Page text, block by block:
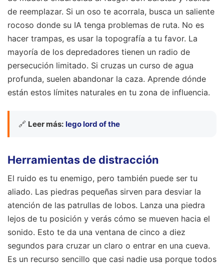
de reemplazar. Si un oso te acorrala, busca un saliente
rocoso donde su IA tenga problemas de ruta. No es
hacer trampas, es usar la topografía a tu favor. La
mayoría de los depredadores tienen un radio de
persecución limitado. Si cruzas un curso de agua
profunda, suelen abandonar la caza. Aprende dónde
están estos límites naturales en tu zona de influencia.
🔗 Leer más: lego lord of the
Herramientas de distracción
El ruido es tu enemigo, pero también puede ser tu
aliado. Las piedras pequeñas sirven para desviar la
atención de las patrullas de lobos. Lanza una piedra
lejos de tu posición y verás cómo se mueven hacia el
sonido. Esto te da una ventana de cinco a diez
segundos para cruzar un claro o entrar en una cueva.
Es un recurso sencillo que casi nadie usa porque todos